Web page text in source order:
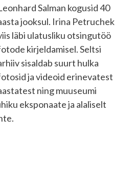
Salman kogusid 40
jooksul. Irina Petruchek
läbi ulatusliku otsingutöö
kirjeldamisel. Seltsi
sisaldab suurt hulka
ja videoid erinevatest
ning muuseumi
eksponaate ja alaliselt